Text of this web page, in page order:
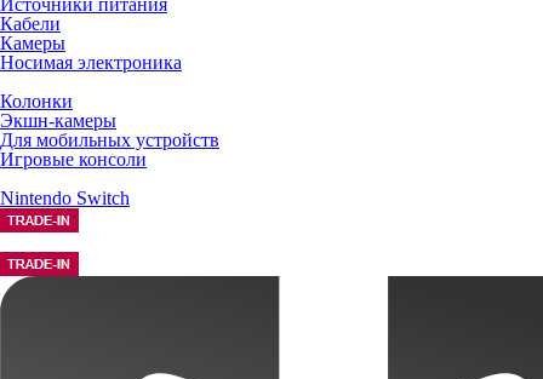
Источники питания
Кабели
Камеры
Носимая электроника
Колонки
Экшн-камеры
Для мобильных устройств
Игровые консоли
Nintendo Switch